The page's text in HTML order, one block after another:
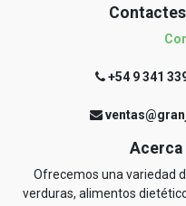
+54 9 341
Ofrecemos una variedad
verduras, alimentos